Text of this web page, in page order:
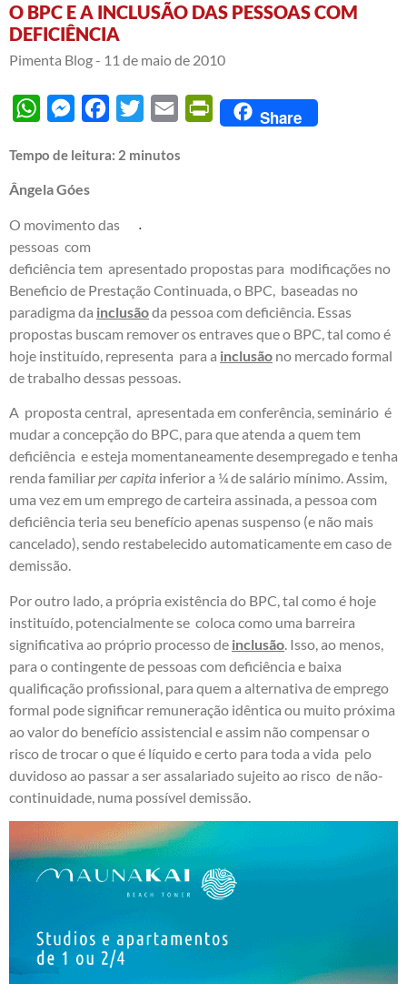
O BPC E A INCLUSÃO DAS PESSOAS COM
DEFICIÊNCIA
Pimenta Blog - 11 de maio de 2010
WhatsAppMessengerFacebook
Twitter Email PrintFriendly
Share
Tempo de leitura: 2 minutos
Ângela Góes
.
O movimento das
pessoas com
deficiência tem apresentado propostas para modificações no
Beneficio de Prestação Continuada, o BPC, baseadas no
paradigma da inclusãoda pessoa com deficiência. Essas
propostas buscam remover os entraves que o BPC, tal como é
hoje instituído, representa para a inclusão no mercado formal
de trabalho dessas pessoas.
A proposta central, apresentada em conferência, seminário é
mudar a concepção do BPC, para que atenda a quem tem
deficiência e esteja momentaneamente desempregado e tenha
renda familiarper capita inferior a ¼ de salário mínimo. Assim,
uma vez em um emprego de carteira assinada, a pessoa com
deficiência teria seu benefício apenas suspenso (e não mais
cancelado), sendo restabelecido automaticamente em caso de
demissão.
Por outro lado, a própria existência do BPC, tal como é hoje
instituído, potencialmente se coloca como uma barreira
significativa ao próprio processo de inclusão . Isso, ao menos,
para o contingente de pessoas com deficiência e baixa
qualificação profissional, para quem a alternativa de emprego
formal pode significar remuneração idêntica ou muito próxima
ao valor do benefício assistencial e assim não compensar o
risco de trocar o que é líquido e certo para toda a vida pelo
duvidoso ao passar a ser assalariado sujeito ao risco de não-
continuidade, numa possível demissão.